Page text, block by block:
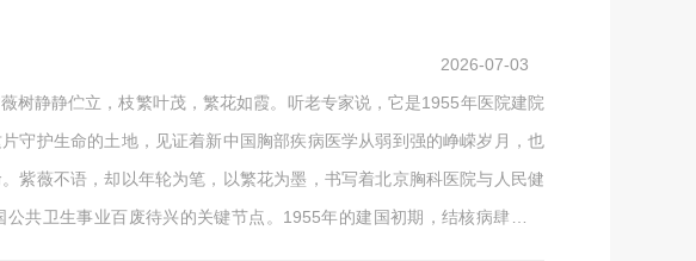
2026-07-03
树静静伫立，枝繁叶茂，繁花如霞。听老专家说，它是1955年医院建院
守护生命的土地，见证着新中国胸部疾病医学从弱到强的峥嵘岁月，也
紫薇不语，却以年轮为笔，以繁花为墨，书写着北京胸科医院与人民健
共卫生事业百废待兴的关键节点。1955年的建国初期，结核病肆虐横